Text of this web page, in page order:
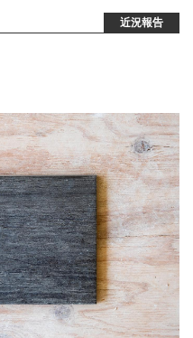
近況報告